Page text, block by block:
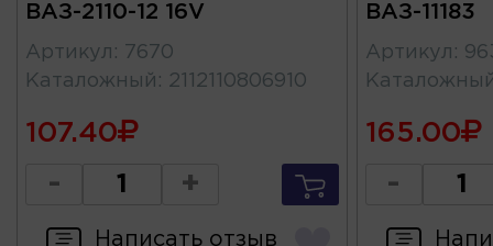
ВАЗ-2110-12 16V
Артикул :
7670
Каталожный : 2112110806910
107.40
- +
Написать отзыв
ВАЗ-11183
Артикул :
165.00
-